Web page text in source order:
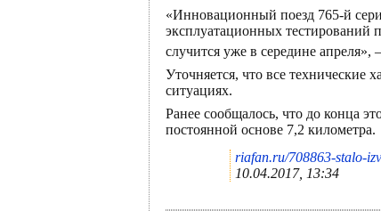
«Инновационный поезд 765-й
эксплуатационных тестирований
случится уже в середине
Уточняется, что все
ситуациях.
Ранее сообщалось, что до конца
постоянной основе 7,2 километра.
riafan.ru/708863-stalo-
10.04.2017, 13:34